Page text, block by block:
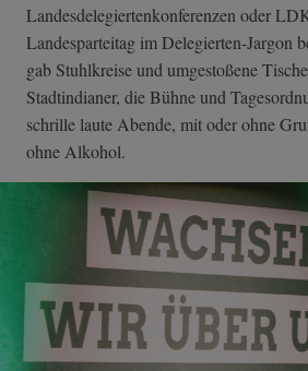
Landesdelegiertenkonferenzen oder
Landesparteitag im Delegierten-Jargon
gab Stuhlkreise und umgestoßene
Stadtindianer, die Bühne und
schrille laute Abende, mit oder ohne
ohne Alkohol.